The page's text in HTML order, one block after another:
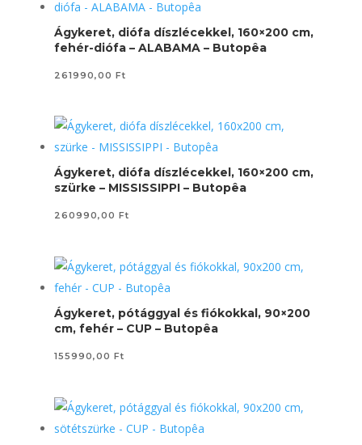
Ágykeret, diófa díszlécekkel, 160×200 cm,
fehér-diófa – ALABAMA – Butopêa
261990,00 Ft
Ágykeret, diófa díszlécekkel, 160×200 cm,
szürke – MISSISSIPPI – Butopêa
260990,00 Ft
Ágykeret, pótággyal és fiókokkal, 90×200
cm, fehér – CUP – Butopêa
155990,00 Ft